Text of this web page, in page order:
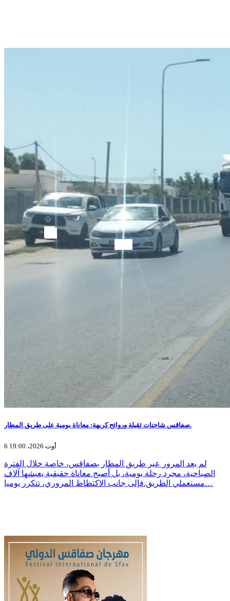
صفاقس شاحنات ثقيلة وروائح كريهة: معاناة يومية على طريق المطار.
6 أوت 2026، 19:00
لم يعد المرور عبر طريق المطار بصفاقس، خاصة خلال الفترة
الصباحية، مجرد رحلة يومية، بل أصبح معاناة حقيقية يعيشها آلاف
مستعملي الطريق.فإلى جانب الاكتظاظ المروري، تتكرر يوميا…